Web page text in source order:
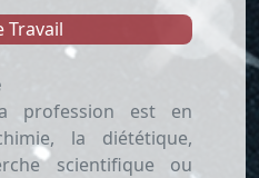
Travail
profession est en
la diététique,
scientifique ou